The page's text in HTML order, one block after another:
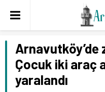
Çocuk iki araç
yaralandı